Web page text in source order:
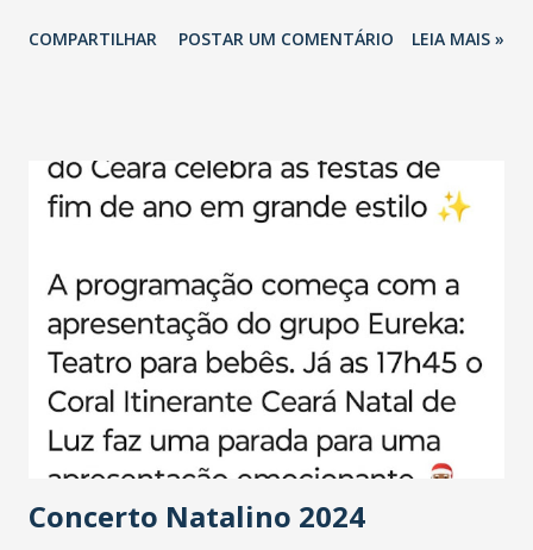
COMPARTILHAR POSTAR UM COMENTÁRIO LEIA MAIS »
Concerto Natalino 2024